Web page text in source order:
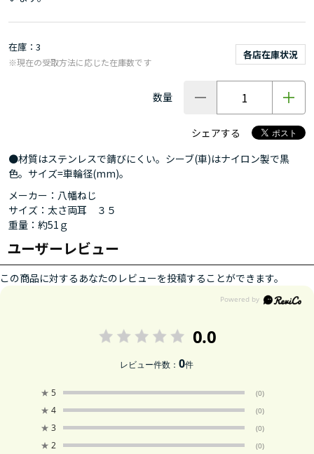
在庫 3
各店在庫状況
※現在の受取方法に応じた在庫数です
数量
シェアする
●材質はステンレスで錆びにくい。シーブ(車)はナイロン製で黒
色。サイズ=車輪径(mm)。
メーカー：八幡ねじ
サイズ：太さ両耳 ３５
重量：約51ｇ
ユーザーレビュー
この商品に対するあなたのレビューを投稿することができます。
0.0
レビュー件数：0件
★ 5 (0)
★ 4 (0)
★ 3 (0)
★ 2 (0)